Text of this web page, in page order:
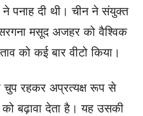
ने पनाह दी थी। चीन ने संयुक्त
मसूद अजहर को वैश्विक
को कई बार वीटो किया।
चुप रहकर अप्रत्यक्ष रूप से
बढ़ावा देता है। यह उसकी